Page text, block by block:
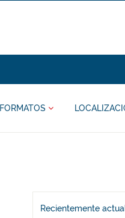
FORMATOS
Recientemente